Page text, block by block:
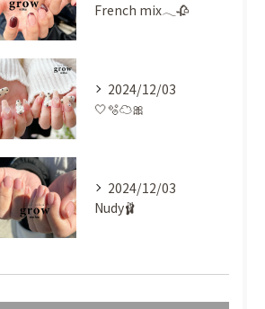
French mix𓂃🥀
2024/12/03
🤍🫧‪☁️🎀
2024/12/03
Nudy🩰